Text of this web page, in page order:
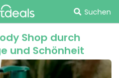
Suchen
Shop durch
und Schönheit